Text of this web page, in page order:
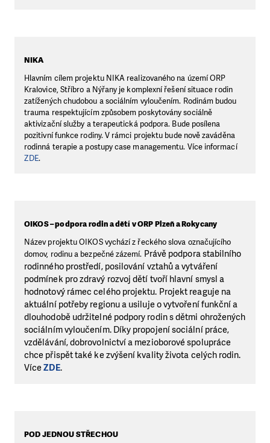
NIKA
Hlavním cílem projektu NIKA realizovaného na území ORP
Kralovice, Stříbro a Nýřany je komplexní řešení situace rodin
zatížených chudobou a sociálním vyloučením. Rodinám budou
trauma respektujícím způsobem poskytovány sociálně
aktivizační služby a terapeutická podpora. Bude posílena
pozitivní funkce rodiny. V rámci projektu bude nově zaváděna
rodinná terapie a postupy case managementu. Více informací
ZDE.
OIKOS – podpora rodin a dětí v ORP Plzeň a Rokycany
Název projektu OIKOS vychází z řeckého slova označujícího
domov, rodinu a bezpečné zázemí. Právě podpora stabilního
rodinného prostředí, posilování vztahů a vytváření
podmínek pro zdravý rozvoj dětí tvoří hlavní smysl a
hodnotový rámec celého projektu. Projekt reaguje na
aktuální potřeby regionu a usiluje o vytvoření funkční a
dlouhodobě udržitelné podpory rodin s dětmi ohrožených
sociálním vyloučením. Díky propojení sociální práce,
vzdělávání, dobrovolnictví a mezioborové spolupráce
chce přispět také ke zvýšení kvality života celých rodin.
VíceZDE.
POD JEDNOU STŘECHOU